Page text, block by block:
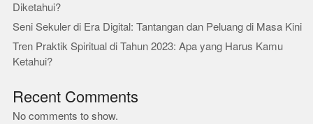
Diketahui?
Seni Sekuler di Era Digital: Tantangan dan Peluang di Masa Kini
Tren Praktik Spiritual di Tahun 2023: Apa yang Harus Kamu
Ketahui?
Recent Comments
No comments to show.